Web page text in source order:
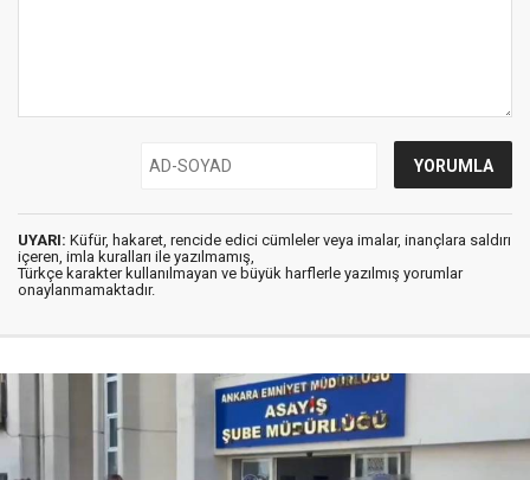
UYARI: Küfür, hakaret, rencide edici cümleler veya imalar, inançlara saldırı
içeren, imla kuralları ile yazılmamış,
Türkçe karakter kullanılmayan ve büyük harflerle yazılmış yorumlar
onaylanmamaktadır.